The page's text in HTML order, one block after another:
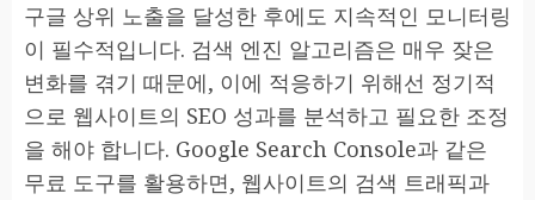
구글 상위 노출을 달성한 후에도 지속적인 모니터링
이 필수적입니다. 검색 엔진 알고리즘은 매우 잦은
변화를 겪기 때문에, 이에 적응하기 위해선 정기적
으로 웹사이트의 SEO 성과를 분석하고 필요한 조정
을 해야 합니다. Google Search Console과 같은
무료 도구를 활용하면, 웹사이트의 검색 트래픽과